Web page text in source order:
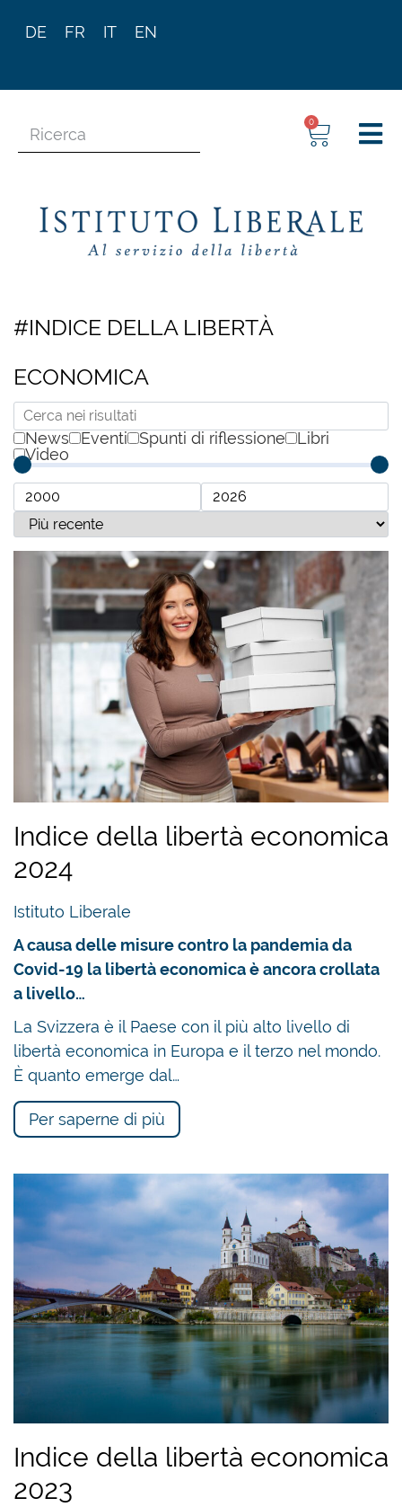
DE FR IT EN
0
#INDICE DELLA LIBERTÀ
ECONOMICA
News Eventi Spunti di riflessione
Libri
Video
Indice della libertà economica
2024
Istituto Liberale
A causa delle misure contro la pandemia da
Covid-19 la libertà economica è ancora crollata
a livello…
La Svizzera è il Paese con il più alto livello di
libertà economica in Europa e il terzo nel mondo.
È quanto emerge dal…
Per saperne di più
Indice della libertà economica
2023